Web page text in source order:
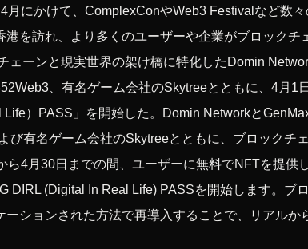
月にかけて、ComplexConやWeb3 Festivalなど数
港を訪れ、より多くのユーザーや企業がブロック
ェーンと現実世界の架け橋に特化したDomin
、有名ゲーム会社のSkytreeとともに、4月1
Life）PASS」を開始した。Domin Networkと
び有名ゲーム会社のSkytreeとともに、ブロックチ
ら4月30日までの間、ユーザーに無料でNFTを提供
DIRL (Digital In Real Life) PASSを開始します。ブ
ーションされた方法で再導入することで、リアルか